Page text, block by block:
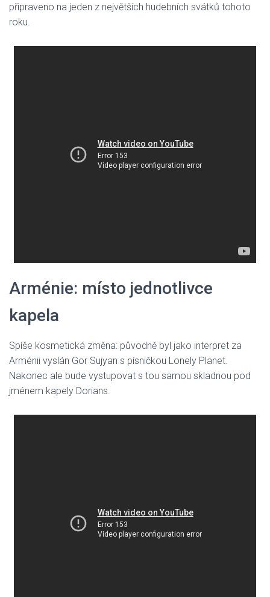
připraveno na jeden z největších hudebních svátků tohoto
roku.
Arménie: místo jednotlivce
kapela
Spíše kosmetická změna: původně byl jako interpret za
Arménii vyslán Gor Sujyan s písničkou Lonely Planet.
Nakonec ale bude vystupovat s tou samou skladnou pod
jménem kapely Dorians.